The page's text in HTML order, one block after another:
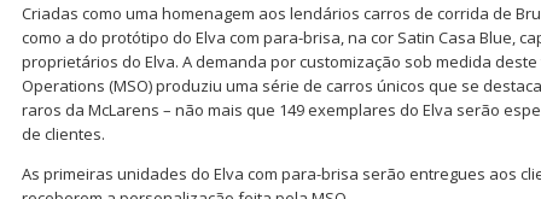
Criadas como uma homenagem aos lendários carros de corrida de
como a do protótipo do Elva com para-brisa, na cor Satin Casa Blue,
proprietários do Elva. A demanda por customização sob medida
Operations (MSO) produziu uma série de carros únicos que se
raros da McLarens – não mais que 149 exemplares do Elva serão
de clientes.
As primeiras unidades do Elva com para-brisa serão entregues aos